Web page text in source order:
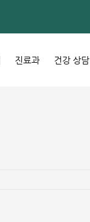
진료과 건강 상담